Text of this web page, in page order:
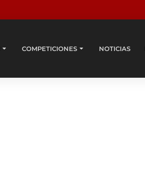
COMPETICIONES NOTICIAS